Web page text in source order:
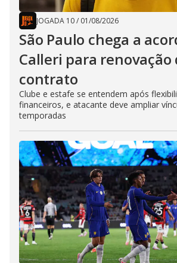
JOGADA 10/ 01/08/2026
São Paulo chega a
Calleri para renovação
contrato
Clube e estafe se entendem após
financeiros, e atacante deve ampliar
temporadas